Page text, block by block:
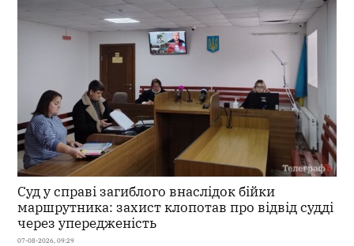
Суд у справі загиблого внаслідок бійки
маршрутника: захист клопотав про відвід судді
через упередженість
07-08-2026, 09:29